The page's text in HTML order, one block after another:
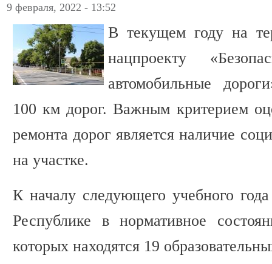
9 февраля, 2022 - 13:52
В текущем году на
нацпроекту
автомобильные
100 км дорог. Важным критерием
ремонта дорог является наличие
на участке.
К началу следующего учебного
Республике в нормативное
которых находятся 19